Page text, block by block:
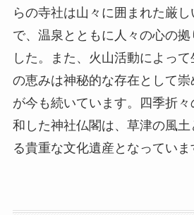
らの寺社は山々に囲まれた厳
で、温泉とともに人々の心の拠
した。また、火山活動によっ
の恵みは神秘的な存在として
が今も続いています。四季折
和した神社仏閣は、草津の風土
る貴重な文化遺産となっていま